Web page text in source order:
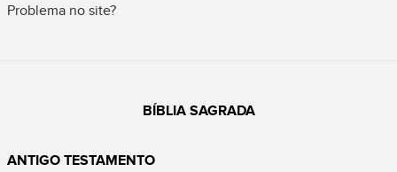
Problema no site?
BÍBLIA SAGRADA
ANTIGO TESTAMENTO